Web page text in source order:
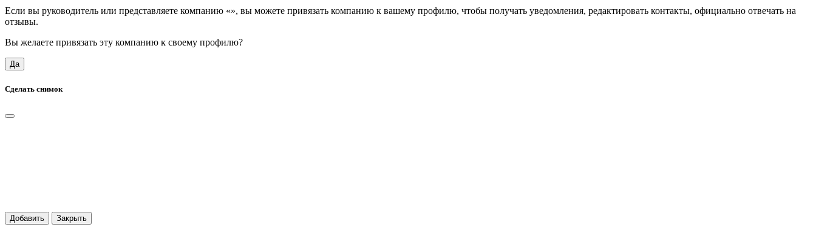
Если вы руководитель или представляете компанию «», вы можете привязать компанию к вашему профилю, чтобы получать уведомления, редактировать контакты, официально отвечать на
отзывы.
Вы желаете привязать эту компанию к своему профилю?
Да
Сделать снимок
Добавить Закрыть